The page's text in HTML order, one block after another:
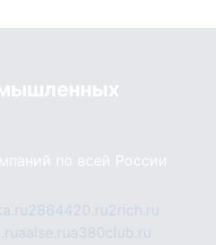
по всей России
2864420.ru2rich.ru
aalse.rua380club.ru